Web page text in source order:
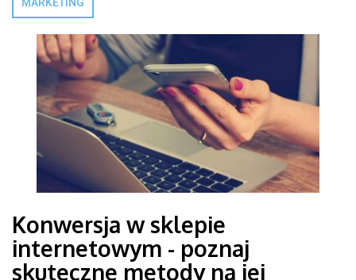
Konwersja w sklepie
internetowym - poznaj
skuteczne metody na jej